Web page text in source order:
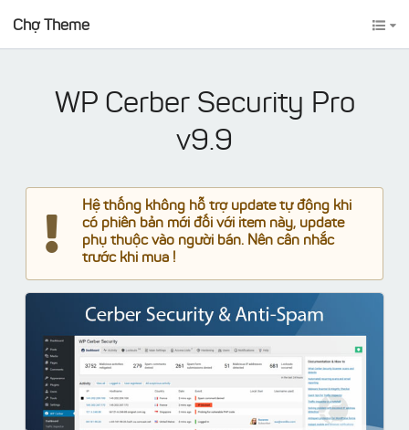
Chợ Theme
WP Cerber Security Pro
v9.9
Hệ thống không hỗ trợ update tự động khi
có phiên bản mới đối với item này, update
phụ thuộc vào người bán. Nên cân nhắc
trước khi mua !